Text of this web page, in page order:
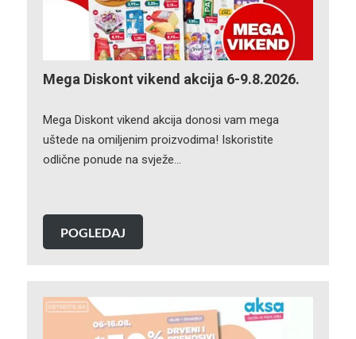
Mega Diskont vikend akcija 6-9.8.2026.
Mega Diskont vikend akcija donosi vam mega
uštede na omiljenim proizvodima! Iskoristite
odlične ponude na svježe…
POGLEDAJ